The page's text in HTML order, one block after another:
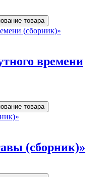
времени
(сборник)»